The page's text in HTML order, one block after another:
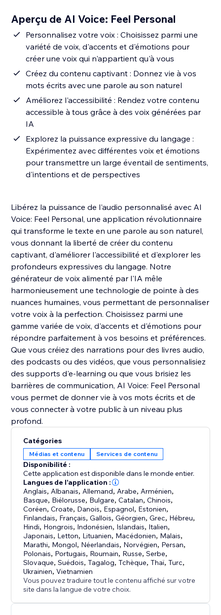
Aperçu de AI Voice: Feel Personal
Personnalisez votre voix : Choisissez parmi une
variété de voix, d'accents et d'émotions pour
créer une voix qui n'appartient qu'à vous
Créez du contenu captivant : Donnez vie à vos
mots écrits avec une parole au son naturel
Améliorez l'accessibilité : Rendez votre contenu
accessible à tous grâce à des voix générées par
IA
Explorez la puissance expressive du langage :
Expérimentez avec différentes voix et émotions
pour transmettre un large éventail de sentiments,
d'intentions et de perspectives
Libérez la puissance de l'audio personnalisé avec AI
Voice: Feel Personal, une application révolutionnaire
qui transforme le texte en une parole au son naturel,
vous donnant la liberté de créer du contenu
captivant, d'améliorer l'accessibilité et d'explorer les
profondeurs expressives du langage. Notre
générateur de voix alimenté par l'IA mêle
harmonieusement une technologie de pointe à des
nuances humaines, vous permettant de personnaliser
votre voix à la perfection. Choisissez parmi une
gamme variée de voix, d'accents et d'émotions pour
répondre parfaitement à vos besoins et préférences.
Que vous créiez des narrations pour des livres audio,
des podcasts ou des vidéos, que vous personnalisiez
des supports d'e-learning ou que vous brisiez les
barrières de communication, AI Voice: Feel Personal
vous permet de donner vie à vos mots écrits et de
vous connecter à votre public à un niveau plus
profond.
Catégories
Médias et contenu Services de contenu
Disponibilité :
Cette application est disponible dans le monde entier.
Langues de l'application :
Anglais, Albanais, Allemand, Arabe, Arménien,
Basque, Biélorusse, Bulgare,Catalan,Chinois,
Coréen,Croate, Danois, Espagnol, Estonien,
Finlandais, Français,Gallois,Géorgien,Grec, Hébreu,
Hindi, Hongrois, Indonésien, Islandais, Italien,
Japonais, Letton, Lituanien, Macédonien, Malais,
Marathi, Mongol, Néerlandais, Norvégien, Persan,
Polonais, Portugais, Roumain, Russe,Serbe,
Slovaque,Suédois,Tagalog,Tchèque,Thaï,Turc,
Ukrainien,Vietnamien
Vous pouvez traduire tout le contenu affiché sur votre
site dans la langue de votre choix.